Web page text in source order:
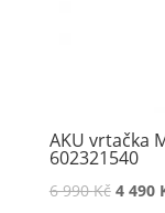
AKU vrtačka
602321540
6 990Kč 4 490